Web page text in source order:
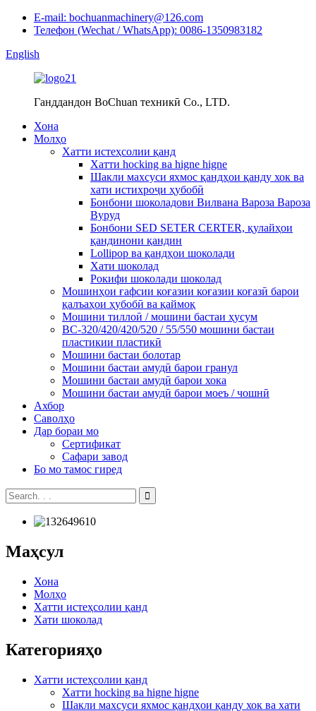
E-mail: bochuanmachinery@126.com
Телефон (Wechat / WhatsApp): 0086-1350983182
English
Ганддандон BoChuan техникӣ Co., LTD.
Хона
Молҳо
Хатти истеҳсолии қанд
Хатти hocking ва higne higne
Шакли махсуси яхмос қандҳои қанду хок ва
хати истихроҷи ҳубобӣ
Бонбони шоколадови Вилвана Вароза Вароза
Вуруд
Бонбони SED SETER CERTER, қулайҳои
қандинони қандин
Lollipop ва қандҳои шоколади
Хати шоколад
Рокифи шоколади шоколад
Мошинҳои ғафсии коғазии коғазии коғазӣ барои
қалъаҳои ҳубобӣ ва қаймоқ
Мошини тиллоӣ / мошини бастаи ҳусум
BC-320/420/420/520 / 55/550 мошини бастаи
пластикии пластикӣ
Мошини бастаи болотар
Мошини бастаи амудӣ барои гранул
Мошини бастаи амудӣ барои хока
Мошини бастаи амудӣ барои моеъ / чошнӣ
Ахбор
Саволҳо
Дар бораи мо
Сертификат
Сафари завод
Бо мо тамос гиред
Маҳсул
Хона
Молҳо
Хатти истеҳсолии қанд
Хати шоколад
Категорияҳо
Хатти истеҳсолии қанд
Хатти hocking ва higne higne
Шакли махсуси яхмос қандҳои қанду хок ва хати